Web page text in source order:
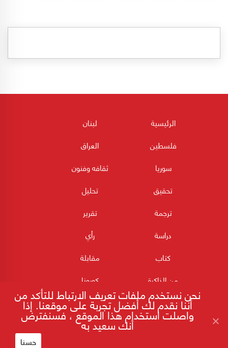
الرئيسية
لبنان
فلسطين
العراق
سوريا
ثقافه وفنون
تحقيق
تحليل
ترجمة
تقرير
دراسة
رأي
كتاب
مقابلة
من الذاكرة
كورونا
نحن نستخدم ملفات تعريف الارتباط للتأكد من
أننا نقدم لك أفضل تجربة على موقعنا. إذا
واصلت استخدام هذا الموقع ، فسنفترض
أنك سعيد به
حسنا